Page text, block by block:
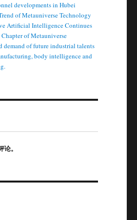
developments in Hubei
of Metauniverse Technology
Artificial Intelligence Continues
of Metauniverse
demand of future industrial talents
body intelligence and
。